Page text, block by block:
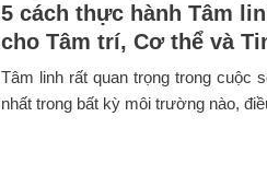
5 cách thực hành Tâm
cho Tâm trí, Cơ thể và
Tâm linh rất quan trọng trong cuộc
nhất trong bất kỳ môi trường nào,